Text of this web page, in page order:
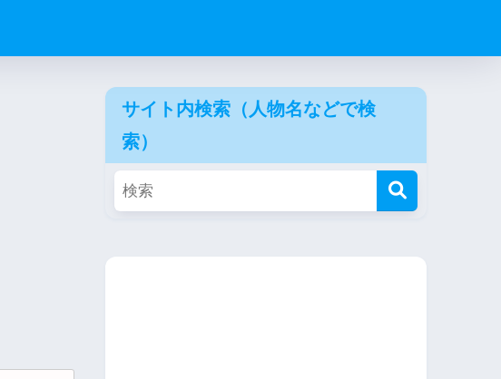
サイト内検索（人物名などで検
索）